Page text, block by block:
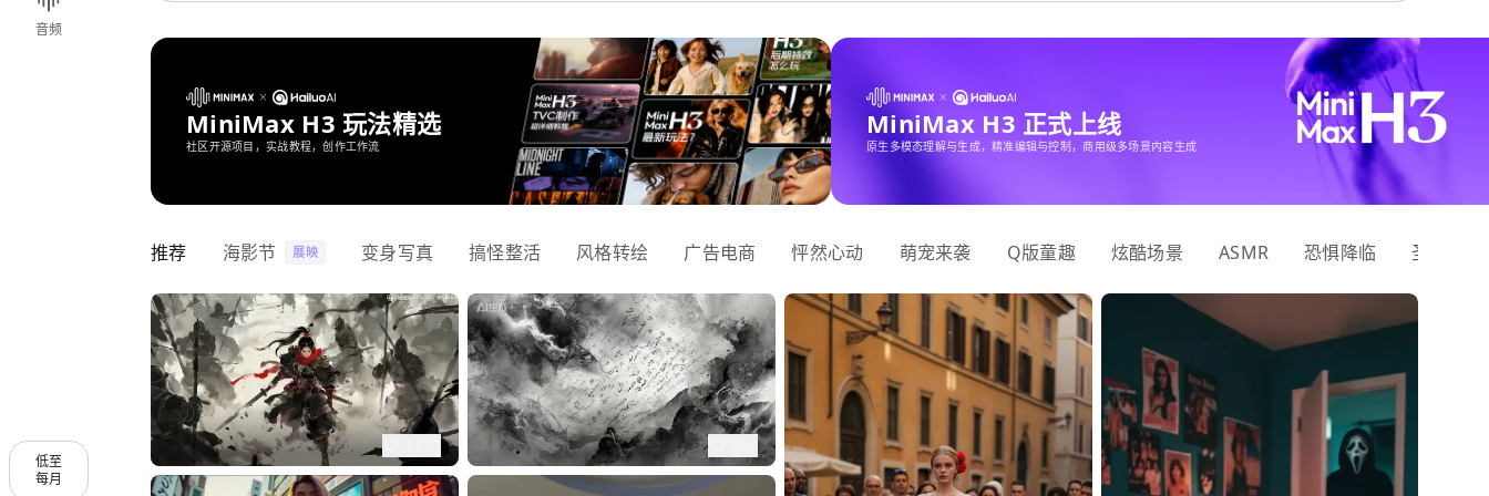
音频
低至
每月
MiniMax H3 玩法精选
社区开源项目，实战教程，创作工作流
MiniMax H3 正式上线
原生多模态理解与生成，精准编辑与控制，商用级多场景内容生成
推荐 海影节 展映 变身写真 搞怪整活 风格转绘 广告电商 怦然心动 萌宠来袭 Q版童趣 炫酷场景 ASMR 恐惧降临 圣诞狂欢